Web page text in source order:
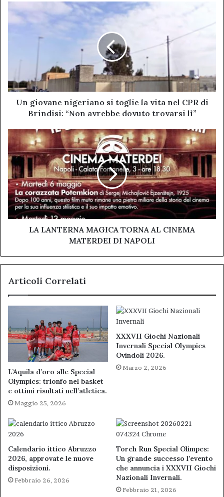
giovane
nel
CPR
Brindisi:
avrebbe
dovuto
trovarsi
lì”
Un giovane nigeriano si toglie la vita nel CPR di
Brindisi: “Non avrebbe dovuto trovarsi lì”
LA
LANTERNA
MAGICA
TORNA
AL
CINEMA
MATERDEI
DI
NAPOLI
LA LANTERNA MAGICA TORNA AL CINEMA
MATERDEI DI NAPOLI
Articoli Correlati
L’Aquila d’oro alle Special
Olympics: trionfo nel basket
e ottimi risultati nell’atletica.
Maggio 25, 2026
XXXVII Giochi Nazionali
Invernali Special Olympics
Ovindoli 2026.
Marzo 2, 2026
Calendario ittico Abruzzo
2026, approvate le nuove
disposizioni.
Febbraio 26, 2026
Torch Run Special Olimpcs:
Un grande successo l’evento
che annuncia i XXXVII Giochi
Nazionali Invernali.
Febbraio 21, 2026